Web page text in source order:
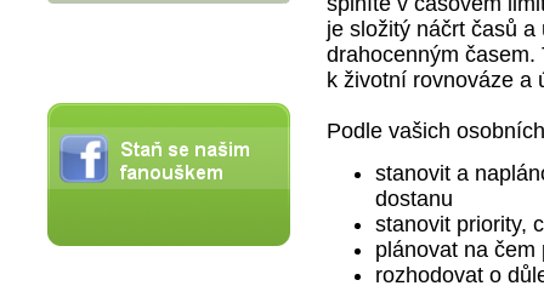
je složitý náčrt časů
drahocenným časem.
k životní rovnováze a
Podle vašich
stanovit a
dostanu
stanovit priority,
plánovat na
rozhodovat o